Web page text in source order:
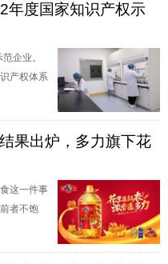
年度国家知识产权示
企业。
产权体系
果出炉，多力旗下花
这一件事
者不饱